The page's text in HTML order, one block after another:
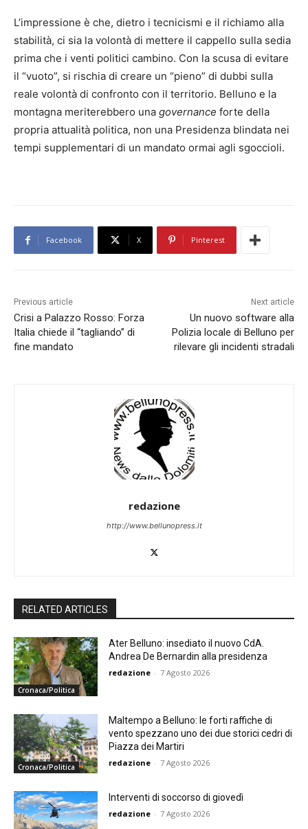
L’impressione è che, dietro i tecnicismi e il richiamo alla
stabilità, ci sia la volontà di mettere il cappello sulla sedia
prima che i venti politici cambino. Con la scusa di evitare
il “vuoto”, si rischia di creare un “pieno” di dubbi sulla
reale volontà di confronto con il territorio. Belluno e la
montagna meriterebbero una governance forte della
propria attualità politica, non una Presidenza blindata nei
tempi supplementari di un mandato ormai agli sgoccioli.
Facebook X Pinterest
Previous article
Crisi a Palazzo Rosso: Forza
Italia chiede il “tagliando” di
fine mandato
Next article
Un nuovo software alla
Polizia locale di Belluno per
rilevare gli incidenti stradali
redazione
http://www.bellunopress.it
RELATED ARTICLES
Cronaca/Politica
Ater Belluno: insediato il nuovo CdA.
Andrea De Bernardin alla presidenza
redazione - 7 Agosto 2026
Cronaca/Politica
Maltempo a Belluno: le forti raffiche di
vento spezzano uno dei due storici cedri di
Piazza dei Martiri
redazione - 7 Agosto 2026
Interventi di soccorso di giovedì
redazione - 7 Agosto 2026